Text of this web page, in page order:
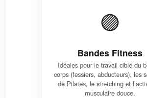
🟣
Bandes Fitness
Idéales pour le travail ciblé du
corps (fessiers, abducteurs), les
de Pilates, le stretching et
musculaire douce.